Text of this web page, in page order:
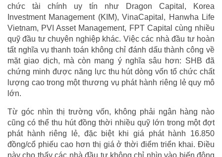
chức tài chính uy tín như Dragon Capital, Korea
Investment Management (KIM), VinaCapital, Hanwha Life
Vietnam, PVI Asset Management, FPT Capital cùng nhiều
quỹ đầu tư chuyên nghiệp khác. Việc các nhà đầu tư hoàn
tất nghĩa vụ thanh toán không chỉ đánh dấu thành công về
mặt giao dịch, mà còn mang ý nghĩa sâu hơn: SHB đã
chứng minh được năng lực thu hút dòng vốn tổ chức chất
lượng cao trong một thương vụ phát hành riêng lẻ quy mô
lớn.
Từ góc nhìn thị trường vốn, không phải ngân hàng nào
cũng có thể thu hút đồng thời nhiều quỹ lớn trong một đợt
phát hành riêng lẻ, đặc biệt khi giá phát hành 16.850
đồng/cổ phiếu cao hơn thị giá ở thời điểm triển khai. Điều
này cho thấy các nhà đầu tư không chỉ nhìn vào biến động